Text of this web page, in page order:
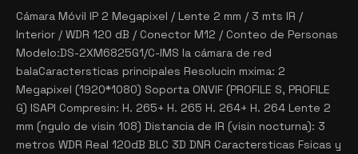
Cámara Móvil IP 2 Megapixel / Lente 2 mm / 3 mts IR /
Interior / WDR 120 dB / Conector M12 / Conteo de Personas
Modelo:DS-2XM6825G1/C-IMS la cámara de red
balaCaractersticas principales Resolucin mxima: 2
Megapixel (1920*1080) Soporta ONVIF (PROFILE S, PROFILE
G) ISAPI Compresin: H. 265+ H. 265 H. 264+ H. 264 Lente 2
mm (ngulo de visin 108) Distancia de IR (visin nocturna): 3
metros WDR Real 120dB BLC 3D DNR Caractersticas Fsicas y